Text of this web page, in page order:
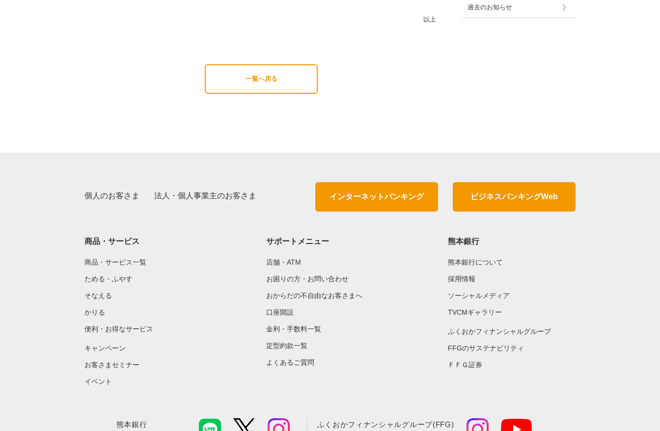
以上
一覧へ戻る
過去のお知らせ
個人のお客さま 法人・個人事業主のお客さま インターネットバンキング ビジネスバンキングWeb
商品・サービス
商品・サービス一覧
ためる・ふやす
そなえる
かりる
便利・お得なサービス
キャンペーン
お客さまセミナー
イベント
サポートメニュー
店舗・ATM
お困りの方・お問い合わせ
おからだの不自由なお客さまへ
口座開設
金利・手数料一覧
定型約款一覧
よくあるご質問
熊本銀行
熊本銀行について
採用情報
ソーシャルメディア
TVCMギャラリー
ふくおかフィナンシャルグループ
FFGのサステナビリティ
ＦＦＧ証券
熊本銀行
ふくおかフィナンシャルグループ(FFG)